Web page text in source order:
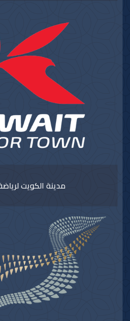
مدينة الكويت